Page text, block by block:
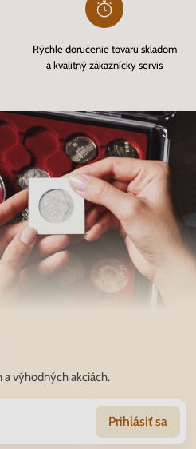
Rýchle doručenie tovaru skladom
a kvalitný zákaznícky servis
výhodných akciách.
Prihlásiť sa